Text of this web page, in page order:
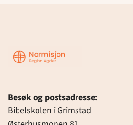
Region
Agder
Besøk og postsadresse:
Bibelskolen i Grimstad